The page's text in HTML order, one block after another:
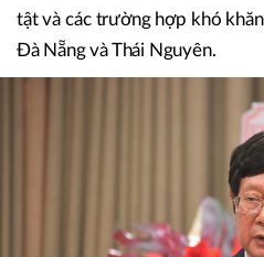
tật và các trường hợp khó
Đà Nẵng và Thái Nguyên.